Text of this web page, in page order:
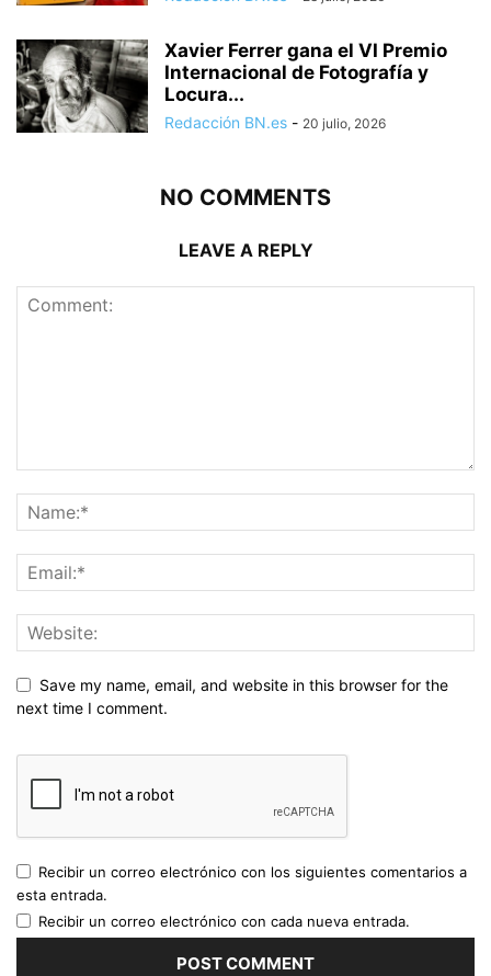
Xavier Ferrer gana el VI Premio
Internacional de Fotografía y
Locura...
Redacción BN.es - 20 julio, 2026
NO COMMENTS
LEAVE A REPLY
Save my name, email, and website in this browser for the
next time I comment.
Recibir un correo electrónico con los siguientes comentarios a
esta entrada.
Recibir un correo electrónico con cada nueva entrada.